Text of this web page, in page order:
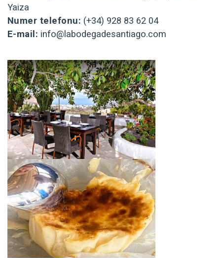
Yaiza
Numer telefonu: (+34) 928 83 62 04
E-mail: info@labodegadesantiago.com